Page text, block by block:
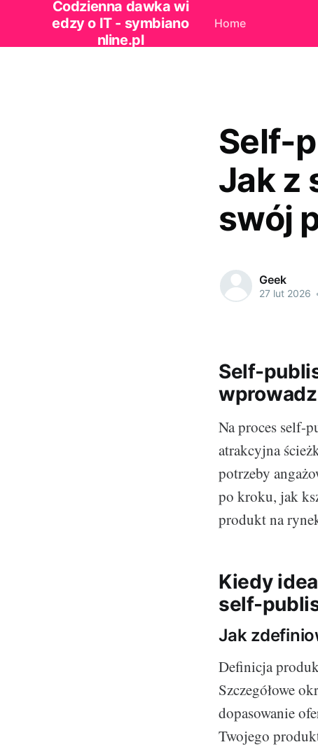
Codzienna dawka wi
edzy o IT - symbiano
nline.pl
Home
Self-
Jak z
swój
Geek
27 lut 2026
Self-
Na proces self-
atrakcyjna
potrzeby
po kroku, jak
produkt na
Kiedy
self-
Jak
Definicja
Szczegółowe
dopasowanie
Twojego